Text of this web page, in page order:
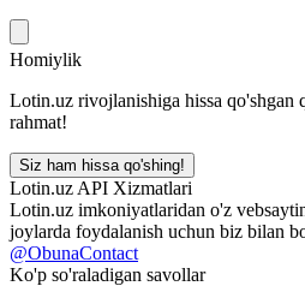
Homiylik
Lotin.uz rivojlanishiga hissa qo'shgan
rahmat!
Siz ham hissa qo'shing!
Lotin.uz API Xizmatlari
Lotin.uz imkoniyatlaridan o'z
joylarda foydalanish uchun biz bilan
@ObunaContact
Ko'p so'raladigan savollar